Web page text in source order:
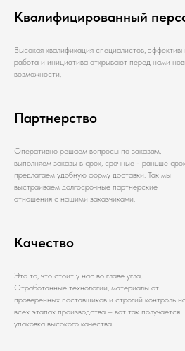
Квалифицированный
Высокая квалификация специалистов,
работа и инициатива открывают перед нами
возможности.
Партнерство
Оперативно решаем вопросы по заказам,
выполняем заказы в срок, срочные - раньше
предлагаем удобную форму доставки. Так мы
выстраиваем долгосрочные партнерские
отношения с нашими заказчиками.
Качество
Это то, что стоит у нас во главе угла.
Отработанные технологии, материалы от
проверенных поставщиков и строгий контроль
всех этапах производства – вот так получается
упаковка высокого качества.